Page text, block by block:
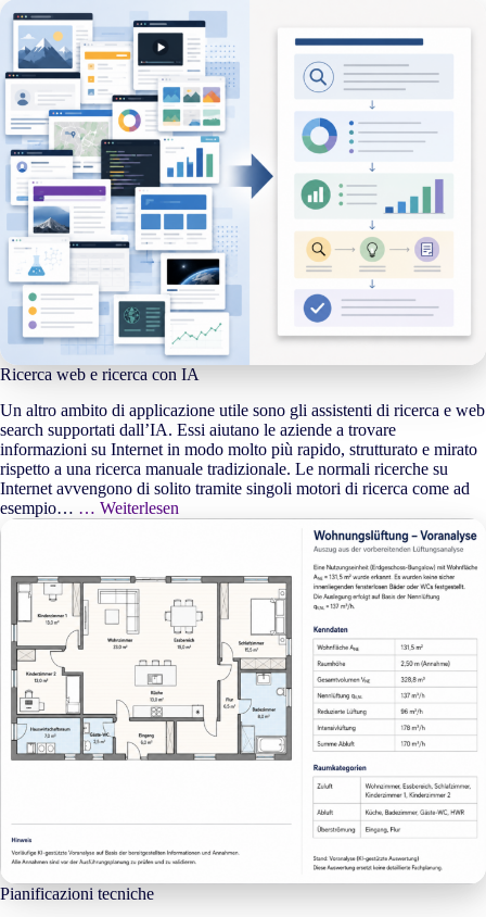
Ricerca web e ricerca con IA
Un altro ambito di applicazione utile sono gli assistenti di ricerca e web
search supportati dall’IA. Essi aiutano le aziende a trovare
informazioni su Internet in modo molto più rapido, strutturato e mirato
rispetto a una ricerca manuale tradizionale. Le normali ricerche su
Internet avvengono di solito tramite singoli motori di ricerca come ad
esempio… … Weiterlesen
Pianificazioni tecniche